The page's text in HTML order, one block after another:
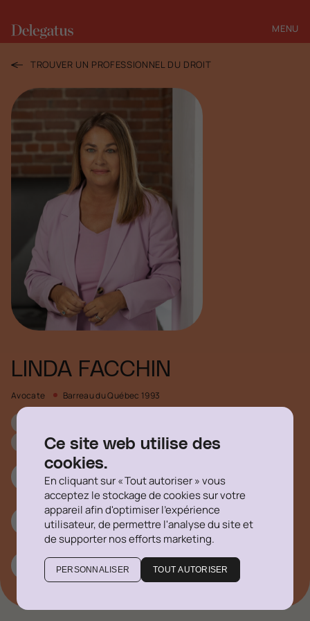
Ce site web utilise des
cookies.
En cliquant sur « Tout autoriser » vous
acceptez le stockage de cookies sur votre
appareil afin d'optimiser l'expérience
utilisateur, de permettre l'analyse du site et
de supporter nos efforts marketing.
PERSONNALISER TOUT AUTORISER
MENU
FERMER
TROUVER UN PROFESSIONNEL DU DROIT
LINDA FACCHIN
Avocate Barreau du Québec 1993
Médiation et arbitrage
514 316-1355 #726
lfacchin@delegatus.ca
Linkedin